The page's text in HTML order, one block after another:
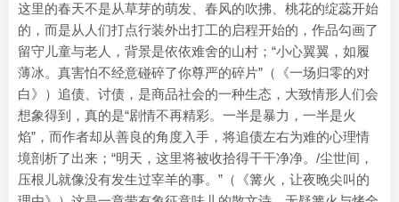
这里的春天不是从草芽的萌发、春风的吹拂、桃花的绽蕊开始
的，而是从人们打点行装外出打工的启程开始的，作品勾画了
留守儿童与老人，背景是依依难舍的山村；“小心翼翼，如履
薄冰。真害怕不经意碰碎了你尊严的碎片”（《一场归零的对
白》）追债、讨债，是商品社会的一种生态，大致情形人们会
想象得到，真的是“剧情不再精彩。一半是暴力，一半是火
焰”，而作者却从善良的角度入手，将追债左右为难的心理情
境剖析了出来；“明天，这里将被收拾得干干净净。/尘世间，
压根儿就像没有发生过宰羊的事。”（《篝火，让夜晚尖叫的